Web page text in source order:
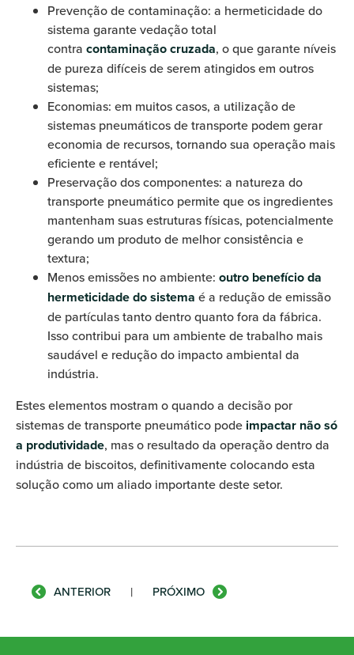
Prevenção de contaminação: a hermeticidade do
sistema garante vedação total
contra contaminação cruzada, o que garante níveis
de pureza difíceis de serem atingidos em outros
sistemas;
Economias: em muitos casos, a utilização de
sistemas pneumáticos de transporte podem gerar
economia de recursos, tornando sua operação mais
eficiente e rentável;
Preservação dos componentes: a natureza do
transporte pneumático permite que os ingredientes
mantenham suas estruturas físicas, potencialmente
gerando um produto de melhor consistência e
textura;
Menos emissões no ambiente: outro benefício da
hermeticidade do sistema é a redução de emissão
de partículas tanto dentro quanto fora da fábrica.
Isso contribui para um ambiente de trabalho mais
saudável e redução do impacto ambiental da
indústria.
Estes elementos mostram o quando a decisão por
sistemas de transporte pneumático pode impactar não só
a produtividade, mas o resultado da operação dentro da
indústria de biscoitos, definitivamente colocando esta
solução como um aliado importante deste setor.
ANTERIOR | PRÓXIMO